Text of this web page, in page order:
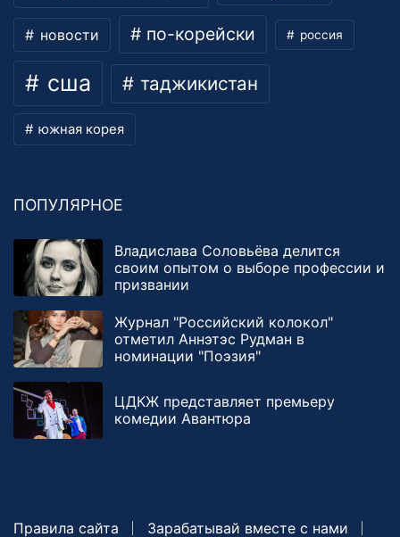
новости по-корейски россия
сша таджикистан
южная корея
ПОПУЛЯРНОЕ
Владислава Соловьёва делится
своим опытом о выборе профессии и
призвании
Журнал "Российский колокол"
отметил Аннэтэс Рудман в
номинации "Поэзия"
ЦДКЖ представляет премьеру
комедии Авантюра
Правила сайта Зарабатывай вместе с нами